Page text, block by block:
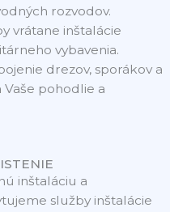
rozvodov.
vrátane inštalácie
vybavenia.
drezov, sporákov a
Vaše pohodlie a
inštaláciu a
služby inštalácie